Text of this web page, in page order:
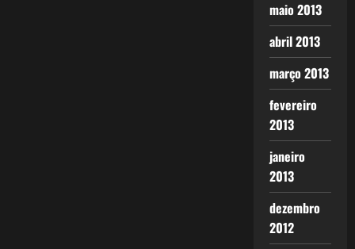
maio 2013
abril 2013
março 2013
fevereiro
2013
janeiro
2013
dezembro
2012